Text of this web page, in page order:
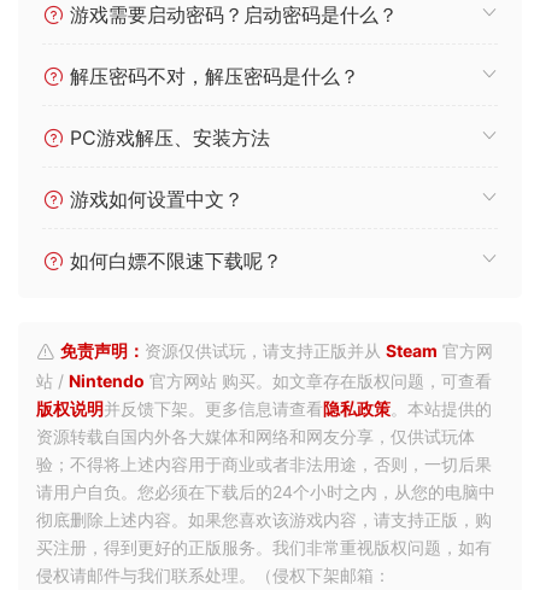
游戏需要启动密码？启动密码是什么？
解压密码不对，解压密码是什么？
PC游戏解压、安装方法
游戏如何设置中文？
如何白嫖不限速下载呢？
免责声明： 资源仅供试玩，请支持正版并从 Steam 官方网
站 / Nintendo 官方网站 购买。如文章存在版权问题，可查看
版权说明并反馈下架。更多信息请查看隐私政策。本站提供的
资源转载自国内外各大媒体和网络和网友分享，仅供试玩体
验；不得将上述内容用于商业或者非法用途，否则，一切后果
请用户自负。您必须在下载后的24个小时之内，从您的电脑中
彻底删除上述内容。如果您喜欢该游戏内容，请支持正版，购
买注册，得到更好的正版服务。我们非常重视版权问题，如有
侵权请邮件与我们联系处理。（侵权下架邮箱：